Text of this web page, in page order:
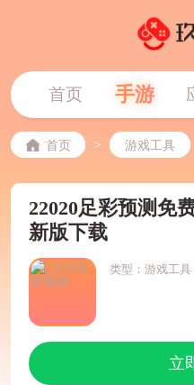
首页 手游
首页 > 游戏工具
22020足彩预测免
新版下载
类型：游戏工具
立